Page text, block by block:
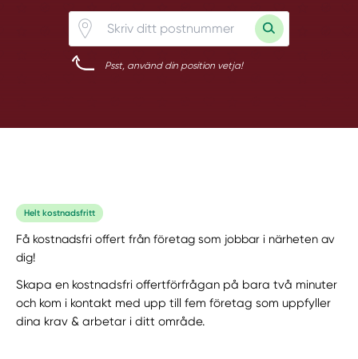
Psst, använd din position vetja!
Helt kostnadsfritt
Få kostnadsfri offert från företag som jobbar i närheten av
dig!
Skapa en kostnadsfri offertförfrågan på bara två minuter
och kom i kontakt med upp till fem företag som uppfyller
dina krav & arbetar i ditt område.